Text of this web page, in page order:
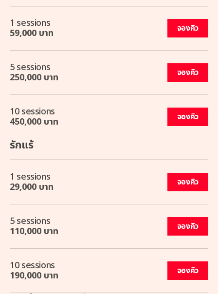
1 sessions
59,000 บาท จองคิว
5 sessions
250,000 บาท จองคิว
10 sessions
450,000 บาท จองคิว
รักแร้
1 sessions
29,000 บาท จองคิว
5 sessions
110,000 บาท จองคิว
10 sessions
190,000 บาท จองคิว